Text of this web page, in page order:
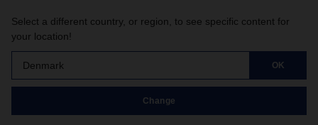
Select a different country, or region, to see specific content for
your location!
Denmark OK
Change